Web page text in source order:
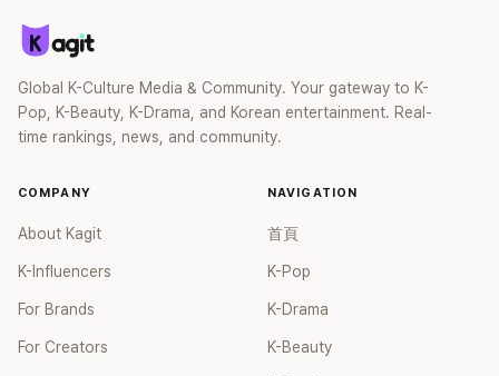
該都有被算清楚吧，難道還對公司撒謊嗎？15.哇...真的太厲害
了...羨慕啊。 16.真的賺到那種程度會怎麼生活呢？ 應該是花
頂級藝人真的賺的數字是無法想像的...18.真的像是一間企業，
GD的媽媽應該超開心吧。 19.哇，那麼那些能上Billboard Hot
100的藝人會賺多少呢？20.600億...真的無法想像。21.他還有
吃喝不愁了，真羨慕啊，哈哈。23.突然想起有人說GD缺錢才
錢，真的好羨慕...24.哇，瘋狂的600億...真的無法想像，每月
50億的生活。 25.每月中了樂透也達不到的金額，而且版權好
分了600億給他，那公司至少也賺了超過1000億的淨利吧...真
厲害GD，一年600億還是以Solo的身分。27.GD一個人就賺的
會，他竟然跳舞了...真的是舞蹈...估計第二天開始就不會有那
種反應了。8.有太多首場演唱會感覺就像是付費彩排一樣...哈
哈哈哈。9.彩排需要舞台完全搭建好，但因為預算有限（票價
並不完全進入預算），場地租用也盡量壓縮，安裝時間也壓到
最短，所以總是時間緊迫，彩排也不夠充分。就是這樣的情
選擇，那又能怎麼辦。12.想看完美的演出就去看音樂劇或馬戲
下來會發生什麼，所以有些人還是偏愛那種極度興奮的感覺。
不過有時候問題會嚴重到...我個人不喜歡被劇透，但還是選擇
但因為曲目劇透還是有去的人。15.就算是粉絲想著像初雪一樣
Global K-Culture Media & Community. Your gateway to K-
Pop, K-Beauty, K-Drama, and Korean entertainment. Real-
time rankings, news, and community.
COMPANY
About Kagit
K-Influencers
For Brands
For Creators
NAVIGATION
首頁
K-Pop
K-Drama
K-Beauty